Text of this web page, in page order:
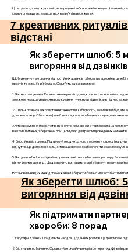
Ці ритуали допоможуть зміцнити родинні зв’язки, навіть якщо фізична
спільні спогади, які залишаться в пам’яті на все життя.
7 креативних
відстані
Як зберегти шлюб: 5
вигоряння від дзвінків
Щоб уникнути вигоряння від постійних дзвінків і зберегти гармонію в
простір та емоційний баланс. Ось п’ять важливих меж:
1. Час на спілкування: Визначте конкретні години, коли ви готові приймати
зможете налаштуватися на спілкування і уникнути відволікань під час
2. Спільні правила використання технологій: Обговоріть, коли і як ви
домовитися про "безтелефонні" вечори, коли ви обидва зосередитеся на
3. Чітке розуміння пріоритетів: Визначте, які дзвінки є терміновими, а які
важливі питання, зберігаючи при цьому час для разом проведених моментів.
4. Емоційна підтримка: Підтримуйте одне одного в моменти стресу і
відчуттів. Це допоможе зміцнити ваш зв’язок і забезпечити
5. Час для себе: Не забувайте про важливість особистого простору.
відпочивати наодинці. Це дозволить відновити сили і зберегти позитивний
Встановлення цих меж допоможе вам зберегти баланс між особистими
Як зберегти шлюб:
вигоряння від
Як підтримати
хвороби: 8 порад
1. Регулярні дзвінки. Приділяйте час для щоденних розмов. Це допоможе
2. Віртуальні побачення. Організуйте онлайн-вечері або перегляд фільмів